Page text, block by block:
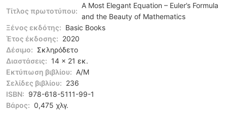
Τίτλος πρωτοτύπου:
A Most Elegant Equation – Euler’s Formula
and the Beauty of Mathematics
Ξένος εκδότης: Basic Books
Έτος έκδοσης: 2020
Δέσιμο: Σκληρόδετο
Διαστάσεις: 14 x 21 εκ.
Εκτύπωση βιβλίου: Α/Μ
Σελίδες βιβλίου: 236
ISBN: 978-618-5111-99-1
Βάρος: 0,475 χλγ.